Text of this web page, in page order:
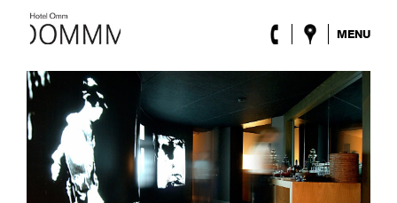
MENU
Das Hotel
Zimmer
Roca Barcelona
Spa
Terrasse
Lobby & Klub